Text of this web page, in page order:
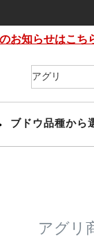
お知らせはこち
ブドウ品種から
アグリ